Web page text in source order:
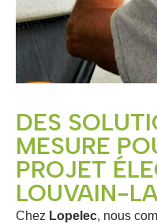
DES
MESURE
PROJET
LOUVAIN-
Chez Lopelec, nous